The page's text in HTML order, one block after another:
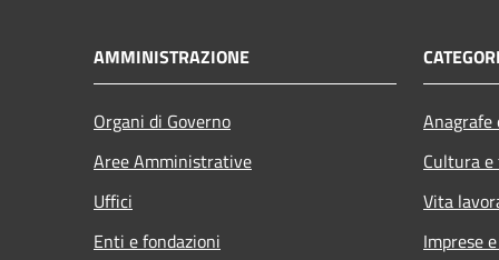
AMMINISTRAZIONE
Organi di Governo
Aree Amministrative
Uffici
Enti e fondazioni
Cultura
Vita
Imprese